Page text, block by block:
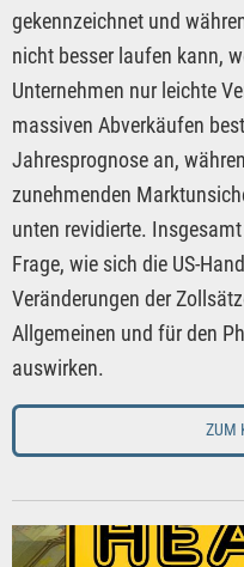
gekennzeichnet und
nicht besser laufen kann,
Unternehmen nur leichte
massiven Abverkäufen
Jahresprognose an,
zunehmenden
unten revidierte.
Frage, wie sich die US-
Veränderungen der
Allgemeinen und für den
auswirken.
ZUM